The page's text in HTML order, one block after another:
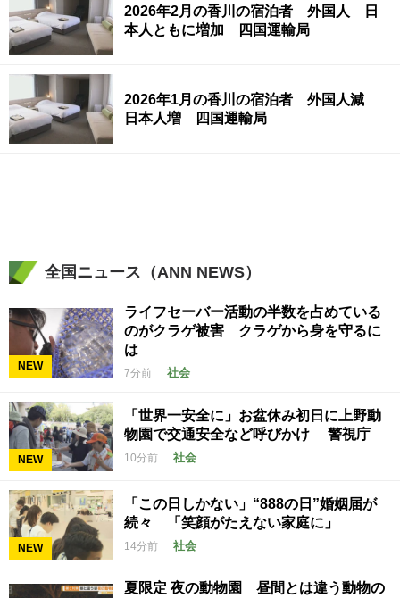
2026年2月の香川の宿泊者 外国人 日
本人ともに増加 四国運輸局
2026年1月の香川の宿泊者 外国人減
日本人増 四国運輸局
全国ニュース（ANN NEWS）
NEW
ライフセーバー活動の半数を占めている
のがクラゲ被害 クラゲから身を守るに
は
7分前 社会
NEW
「世界一安全に」お盆休み初日に上野動
物園で交通安全など呼びかけ 警視庁
10分前 社会
NEW
「この日しかない」“888の日”婚姻届が
続々 「笑顔がたえない家庭に」
14分前 社会
夏限定 夜の動物園 昼間とは違う動物の